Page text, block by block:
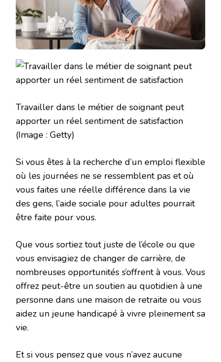
Travailler dans le métier de soignant peut
apporter un réel sentiment de satisfaction
(Image : Getty)
Si vous êtes à la recherche d’un emploi flexible
où les journées ne se ressemblent pas et où
vous faites une réelle différence dans la vie
des gens, l’aide sociale pour adultes pourrait
être faite pour vous.
Que vous sortiez tout juste de l’école ou que
vous envisagiez de changer de carrière, de
nombreuses opportunités s’offrent à vous. Vous
offrez peut-être un soutien au quotidien à une
personne dans une maison de retraite ou vous
aidez un jeune handicapé à vivre pleinement sa
vie.
Et si vous pensez que vous n’avez aucune